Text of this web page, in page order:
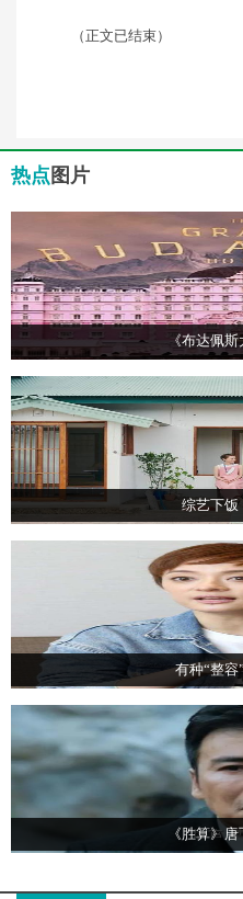
（正文已结束）
热点 图片
《布达佩
综艺下饭
有种“整容
《胜算》